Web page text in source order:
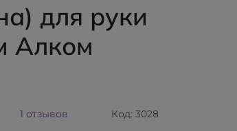
для руки
Алком
1 отзывов Код: 3028